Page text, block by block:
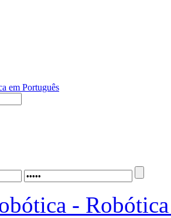
em Português
-